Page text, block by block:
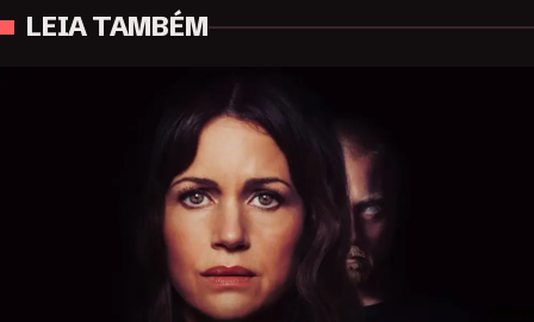
LEIA TAMBÉM